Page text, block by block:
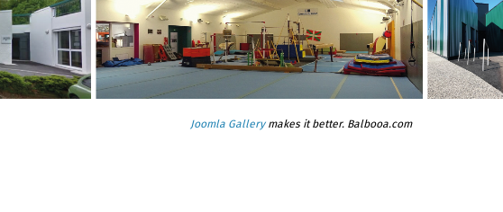
Joomla Gallerymakes it better. Balbooa.com